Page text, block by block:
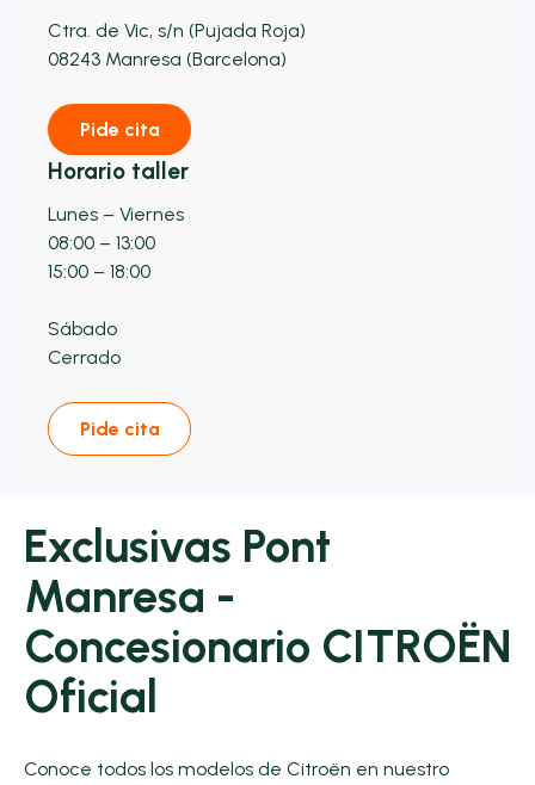
Ctra. de Vic, s/n (Pujada Roja)
08243 Manresa (Barcelona)
Pide cita
Horario taller
Lunes – Viernes
08:00 – 13:00
15:00 – 18:00
Sábado
Cerrado
Pide cita
Exclusivas Pont
Manresa -
Concesionario CITROËN
Oficial
Conoce todos los modelos de Citroën en nuestro